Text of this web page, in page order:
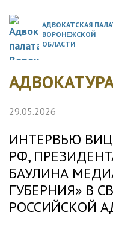
АДВОКАТСКАЯ
ВОРОНЕЖСКОЙ
ОБЛАСТИ
29.05.2026
ИНТЕРВЬЮ
РФ,
БАУЛИНА
ГУБЕРНИЯ» В
РОССИЙСКОЙ